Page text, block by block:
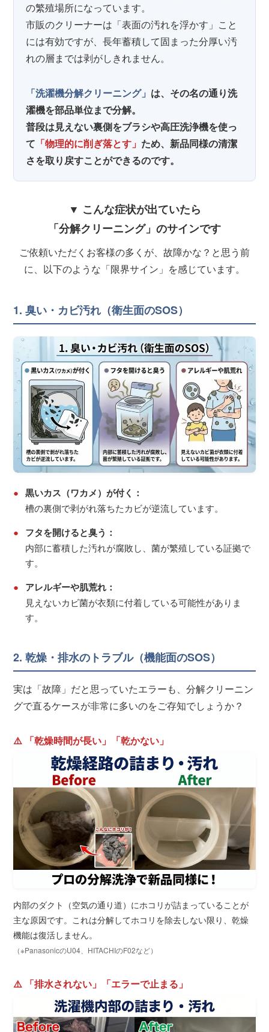
の繁殖場所になっています。
市販のクリーナーは「表面の汚れを浮かす」こと
には有効ですが、長年蓄積して固まった分厚い汚
れの層までは剥がしきれません。
「洗濯機分解クリーニング」 は、その名の通り洗
濯機を部品単位まで分解。
普段は見えない裏側をブラシや高圧洗浄機を使っ
て 「物理的に削ぎ落とす」 ため、新品同様の清潔
さを取り戻すことができるのです。
▼ こんな症状が出ていたら
「分解クリーニング」のサインです
ご依頼いただくお客様の多くが、故障かな？と思う前
に、以下のような「限界サイン」を感じています。
1. 臭い・カビ汚れ（衛生面のSOS）
● 黒いカス（ワカメ）が付く：
槽の裏側で剥がれ落ちたカビが逆流しています。
●
フタを開けると臭う：
内部に蓄積した汚れが腐敗し、菌が繁殖している証拠で
す。
●
アレルギーや肌荒れ：
見えないカビ菌が衣類に付着している可能性がありま
す。
2. 乾燥・排水のトラブル（機能面のSOS）
実は「故障」だと思っていたエラーも、分解クリーニン
グで直るケースが非常に多いのをご存知でしょうか？
⚠️ 「乾燥時間が長い」「乾かない」
内部のダクト（空気の通り道）にホコリが詰まっていることが
主な原因です。これは分解してホコリを除去しない限り、乾燥
機能は復活しません。
（※PanasonicのU04、HITACHIのF02など）
⚠️ 「排水されない」「エラーで止まる」